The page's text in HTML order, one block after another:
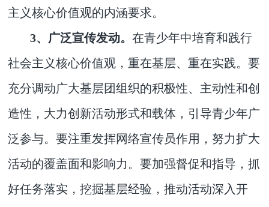
主义核心价值观的内涵要求。
3、广泛宣传发动。在青少年中培育和践行
社会主义核心价值观，重在基层、重在实践。要
充分调动广大基层团组织的积极性、主动性和创
造性，大力创新活动形式和载体，引导青少年广
泛参与。要注重发挥网络宣传员作用，努力扩大
活动的覆盖面和影响力。要加强督促和指导，抓
好任务落实，挖掘基层经验，推动活动深入开